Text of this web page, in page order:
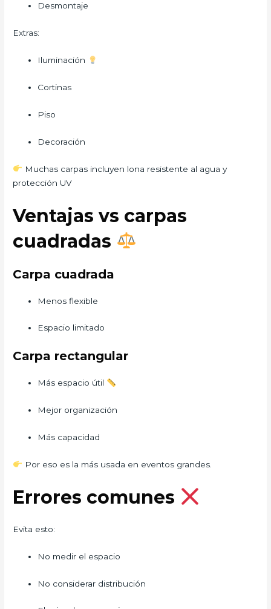
Desmontaje
Extras:
Iluminación
Cortinas
Piso
Decoración
Muchas carpas incluyen lona resistente al agua y
protección UV
Ventajas vs carpas
cuadradas
Carpa cuadrada
Menos flexible
Espacio limitado
Carpa rectangular
Más espacio útil
Mejor organización
Más capacidad
Por eso es la más usada en eventos grandes.
Errores comunes
Evita esto:
No medir el espacio
No considerar distribución